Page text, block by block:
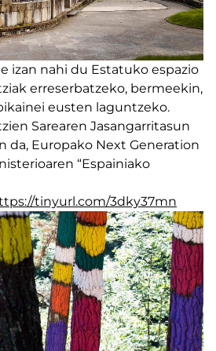
izan nahi du Estatuko espazio
erreserbatzeko, bermeekin,
eusten laguntzeko.
Sarearen Jasangarritasun
da, Europako Next Generation
“Espainiako
tinyurl.com/3dky37mn